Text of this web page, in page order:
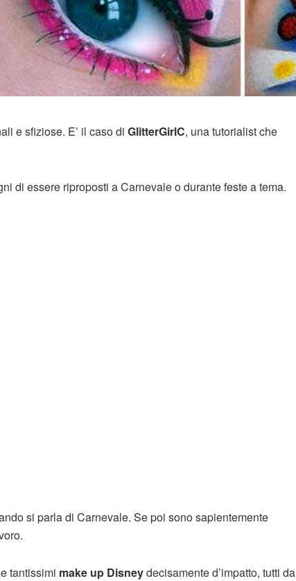
e sfiziose. E’ il caso di GlitterGirlC, una tutorialist che
di essere riproposti a Carnevale o durante feste a tema.
si parla di Carnevale. Se poi sono sapientemente
tantissimi make up Disneydecisamente d’impatto, tutti da